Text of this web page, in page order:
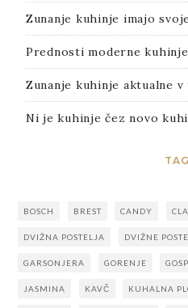
Zunanje kuhinje imajo
Prednosti moderne kuhinje
Zunanje kuhinje aktualne
Ni je kuhinje čez novo
BOSCH BREST CANDY
DVIŽNA POSTELJA DVIŽNE
GARSONJERA GORENJE
JASMINA KAVČ KUHALNA